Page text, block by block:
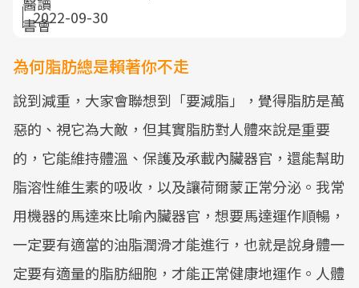
2022-09-30
為何脂肪總是賴著你不走
說到減重，大家會聯想到「要減脂」，覺得脂肪是萬
惡的、視它為大敵，但其實脂肪對人體來說是重要
的，它能維持體溫、保護及承載內臟器官，還能幫助
脂溶性維生素的吸收，以及讓荷爾蒙正常分泌。我常
用機器的馬達來比喻內臟器官，想要馬達運作順暢，
一定要有適當的油脂潤滑才能進行，也就是說身體一
定要有適量的脂肪細胞，才能正常健康地運作。人體